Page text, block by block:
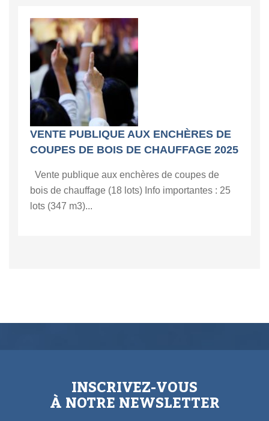
VENTE PUBLIQUE AUX ENCHÈRES DE
COUPES DE BOIS DE CHAUFFAGE 2025
Vente publique aux enchères de coupes de
bois de chauffage (18 lots) Info importantes : 25
lots (347 m3)...
INSCRIVEZ-VOUS
À NOTRE NEWSLETTER